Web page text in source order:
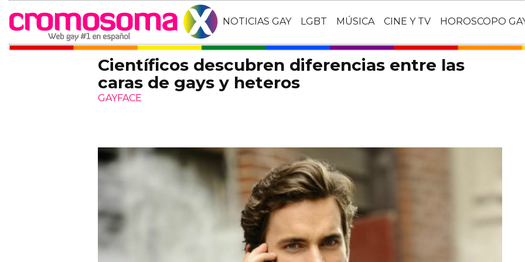
NOTICIAS GAY LGBT MÚSICA CINE Y TV HOROSCOPO
Científicos descubren diferencias entre las
caras de gays y heteros
GAYFACE